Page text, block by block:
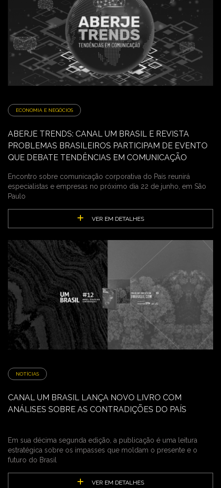
ECONOMIA E NEGÓCIOS
ABERJE TRENDS: CANAL UM BRASIL E REVISTA
PROBLEMAS BRASILEIROS PARTICIPAM DE EVENTO
QUE DEBATE TENDÊNCIAS EM COMUNICAÇÃO
Encontro sobre comunicação corporativa do País reunirá
especialistas e empresas no próximo dia 22 de junho, em São
Paulo
VER EM DETALHES
NOTÍCIAS
CANAL UM BRASIL LANÇA NOVO LIVRO COM
ANÁLISES SOBRE AS CONTRADIÇÕES DO PAÍS
Em sua décima segunda edição, a publicação é uma leitura
estratégica sobre os impasses que moldam o presente e o
futuro do Brasil
VER EM DETALHES